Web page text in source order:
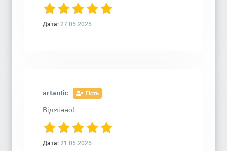
Дата: 27.05.2025
artantic Гість
Відмінно!
Дата: 21.05.2025